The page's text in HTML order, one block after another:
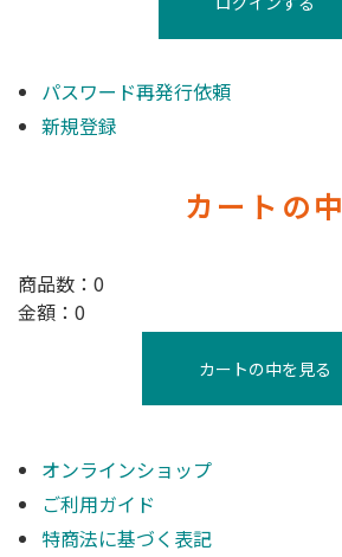
パスワード再発行依頼
新規登録
カートの中
商品数：0
金額：0
カートの中を見る
オンラインショップ
ご利用ガイド
特商法に基づく表記